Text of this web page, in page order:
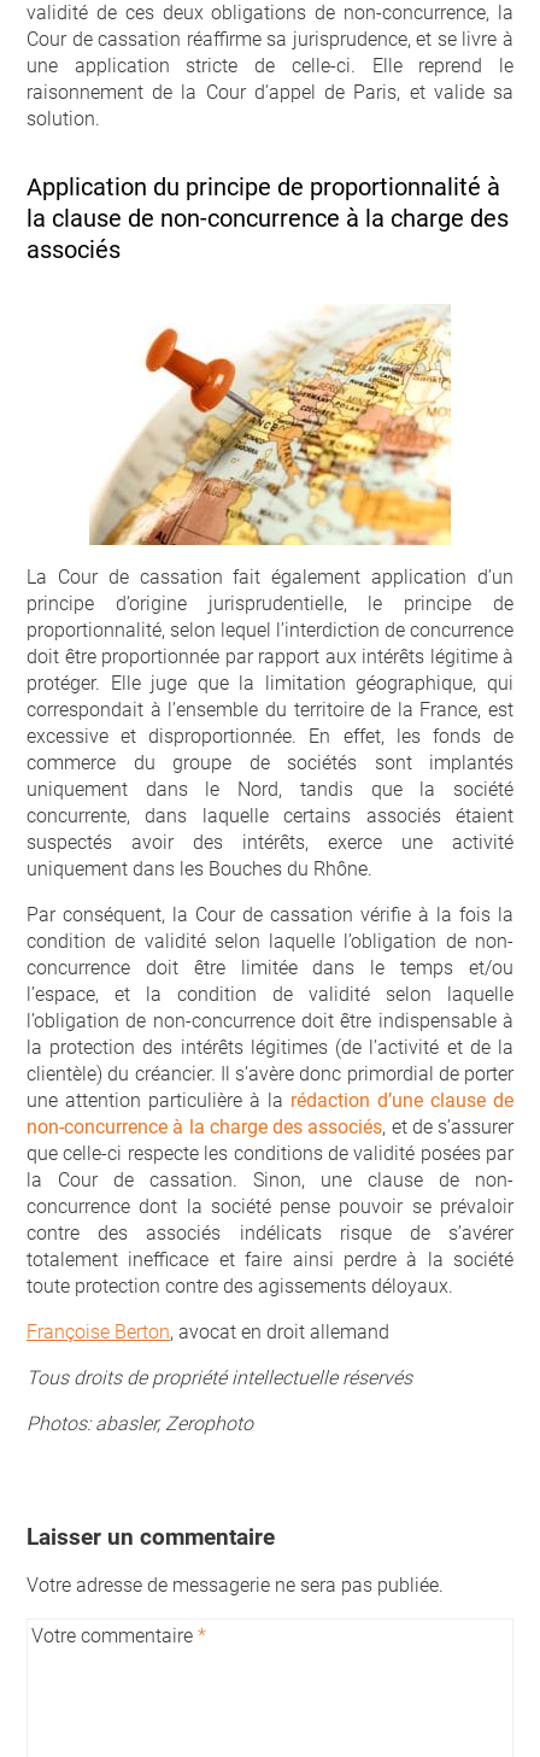
validité de ces deux obligations de non-concurrence, la
Cour de cassation réaffirme sa jurisprudence, et se livre à
une application stricte de celle-ci. Elle reprend le
raisonnement de la Cour d’appel de Paris, et valide sa
solution.
Application du principe de proportionnalité à
la clause de non-concurrence à la charge des
associés
La Cour de cassation fait également application d’un
principe d’origine jurisprudentielle, le principe de
proportionnalité, selon lequel l’interdiction de concurrence
doit être proportionnée par rapport aux intérêts légitime à
protéger. Elle juge que la limitation géographique, qui
correspondait à l’ensemble du territoire de la France, est
excessive et disproportionnée. En effet, les fonds de
commerce du groupe de sociétés sont implantés
uniquement dans le Nord, tandis que la société
concurrente, dans laquelle certains associés étaient
suspectés avoir des intérêts, exerce une activité
uniquement dans les Bouches du Rhône.
Par conséquent, la Cour de cassation vérifie à la fois la
condition de validité selon laquelle l’obligation de non-
concurrence doit être limitée dans le temps et/ou
l’espace, et la condition de validité selon laquelle
l’obligation de non-concurrence doit être indispensable à
la protection des intérêts légitimes (de l’activité et de la
clientèle) du créancier. Il s’avère donc primordial de porter
une attention particulière à la rédaction d’une clause de
non-concurrence à la charge des associés, et de s’assurer
que celle-ci respecte les conditions de validité posées par
la Cour de cassation. Sinon, une clause de non-
concurrence dont la société pense pouvoir se prévaloir
contre des associés indélicats risque de s’avérer
totalement inefficace et faire ainsi perdre à la société
toute protection contre des agissements déloyaux.
Françoise Berton, avocat en droit allemand
Tous droits de propriété intellectuelle réservés
Photos: abasler, Zerophoto
Laisser un commentaire
Votre adresse de messagerie ne sera pas publiée.
Votre commentaire *